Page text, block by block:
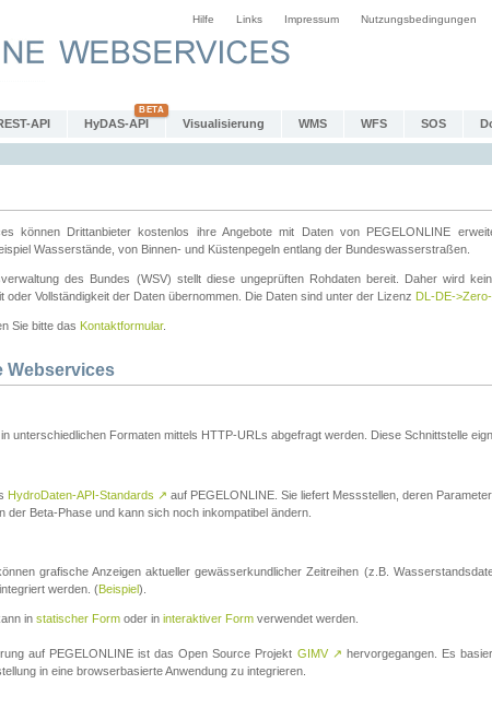
Hilfe Links Impressum Nutzungsbedingungen
API HyDAS-API Visualisierung WMS WFS SOS
können Drittanbieter kostenlos ihre Angebote mit Daten von PEGELONLINE
Wasserstände, von Binnen- und Küstenpegeln entlang der Bundeswasserstraßen.
des Bundes (WSV) stellt diese ungeprüften Rohdaten bereit. Daher wird
oder Vollständigkeit der Daten übernommen. Die Daten sind unter der Lizenz DL-DE-
Sie bitte das Kontaktformular.
Webservices
unterschiedlichen Formaten mittels HTTP-URLs abgefragt werden. Diese Schnittstelle
HydroDaten-API-Standards ↗ auf PEGELONLINE. Sie liefert Messstellen, deren
der Beta-Phase und kann sich noch inkompatibel ändern.
grafische Anzeigen aktueller gewässerkundlicher Zeitreihen (z.B.
werden. (Beispiel).
in statischer Form oder in interaktiver Form verwendet werden.
auf PEGELONLINE ist das Open Source Projekt GIMV ↗ hervorgegangen. Es
in eine browserbasierte Anwendung zu integrieren.